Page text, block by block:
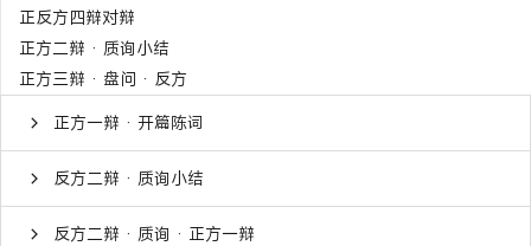
正反方四辩对辩
正方二辩 · 质询小结
正方三辩 · 盘问 · 反方
正方一辩 · 开篇陈词
反方二辩 · 质询小结
反方二辩 · 质询 · 正方一辩